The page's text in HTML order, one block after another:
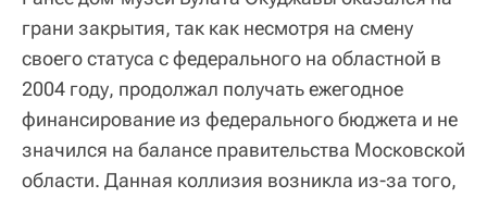
грани закрытия, так как несмотря на смену
своего статуса с федерального на областной в
2004 году, продолжал получать ежегодное
финансирование из федерального бюджета и не
значился на балансе правительства Московской
области. Данная коллизия возникла из-за того,